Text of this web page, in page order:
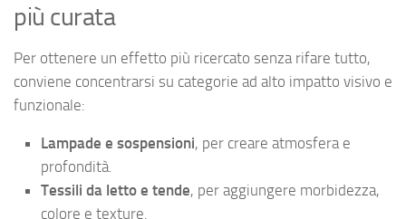
più curata
Per ottenere un effetto più ricercato senza rifare tutto,
conviene concentrarsi su categorie ad alto impatto visivo e
funzionale:
Lampade e sospensioni, per creare atmosfera e
profondità.
Tessili da letto e tende, per aggiungere morbidezza,
colore e texture.